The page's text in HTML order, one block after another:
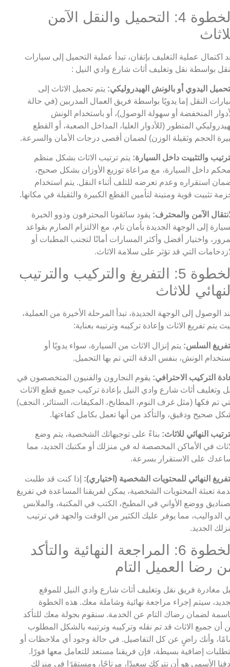
الخطوة 4: التحميل والنقل الآمن
اكتمال عملية التغليف بإتقان، تبدأ عملية التحميل إلى سيارات
بواسطة نقل وتغليف أثاث شارع وادي النيل :
اليدوي أو بالونش الهيدروليكي: يتم تحميل الاثاث إلى
النقل إما يدويًا بواسطة فريق العمال المدربين (في حالة
المنخفضة أو سهولة الوصول)، أو باستخدام الونش
المتطور (للأدوار العليا، المداخل الصعبة، أو القطع
الحجم وثقيلة الوزن) لضمان أقصى درجات الأمان والسرعة.
والتثبيت داخل السيارة: يتم ترتيب الاثاث بشكل منظم
داخل السيارة، مع مراعاة توزيع الأوزان بشكل صحيح،
استقراره وعدم تعرضه للتلف أثناء النقل. يتم استخدام
تثبيت قوية ومتينة لتأمين القطع الكبيرة والثقيلة في مكانها.
الآمن والمحترف: يقود سائقونا المحترفون وذوو الخبرة
إلى الوجهة الجديدة بأمان تام، مع الالتزام الصارم بقواعد
واختيار أفضل وأكثر المسارات أمانًا لتجنب المطبات أو
التي قد تؤثر على سلامة الاثاث.
الخطوة 5: التفريغ والتركيب والترتيب
للاثاث
الوصول إلى الوجهة الجديدة، تبدأ المرحلة الأخيرة من العملية،
يتم تفريغ الاثاث وإعادة تركيبه وترتيبه بعناية:
السلس: يتم إنزال الاثاث من السيارة، سواء يدويًا أو
الونش، بنفس الدقة التي تم بها التحميل.
التركيب الاحترافي: يقوم النجارون والفنيون المتخصصون في
وتغليف أثاث شارع وادي النيل بإعادة تركيب جميع قطع الاثاث
تم فكها (مثل غرف النوم، المطابخ، المكيفات، الستائر، النجف)
صحيح ودقيق، والتأكد من أنها تعمل بكامل كفاءتها.
النهائي للاثاث: بناءً على توجيهاتك الشخصية، يتم وضع
في الأماكن المخصصة له في منزلك أو مكتبك الجديد، مما
على الاستقرار بسرعة.
النهائي للمحتويات الشخصية (اختياري): إذا كنت قد طلبت
تعبئة المحتويات الشخصية، يمكن لفريقنا المساعدة في تفريغ
ووضع الأواني في المطبخ، الكتب في المكتبة، والملابس
الدواليب، مما يوفر عليك الكثير من الوقت والجهد في ترتيب
الجديد.
الخطوة 6: المراجعة النهائية والتأكد
رضا العميل التام
مغادرة فريق نقل وتغليف أثاث شارع وادي النيل للموقع
سيتم إجراء مراجعة نهائية وشاملة معك. هذه الخطوة
لضمان رضاك التام عن الخدمة. سنقوم بجولة معك للتأكد
أن جميع الاثاث قد تم نقله وتركيبه وترتيبه بالشكل المطلوب
وأنك راضٍ عن كل التفاصيل. في حالة وجود أي ملاحظات أو
إضافية بسيطة، فإن فريقنا مستعد للتعامل معها فورًا.
الأسمى هو أن نتركك سعيدًا، مرتاحًا، ومستقرًا في منزلك